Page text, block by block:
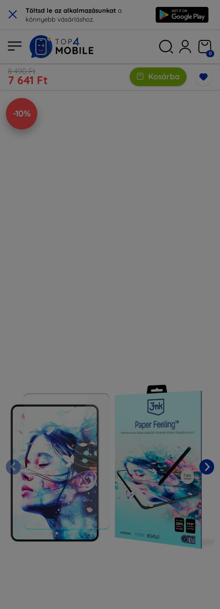
× Töltsd le az alkalmazásunkat a
könnyebb vásárláshoz.
0
8 490 Ft
7 641 Ft Kosárba
-10%